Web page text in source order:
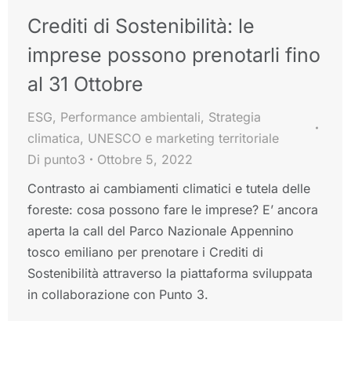
Crediti di Sostenibilità: le
imprese possono prenotarli fino
al 31 Ottobre
ESG, Performance ambientali, Strategia
climatica, UNESCO e marketing territoriale
Di punto3
Ottobre 5, 2022
Contrasto ai cambiamenti climatici e tutela delle
foreste: cosa possono fare le imprese? E’ ancora
aperta la call del Parco Nazionale Appennino
tosco emiliano per prenotare i Crediti di
Sostenibilità attraverso la piattaforma sviluppata
in collaborazione con Punto 3.